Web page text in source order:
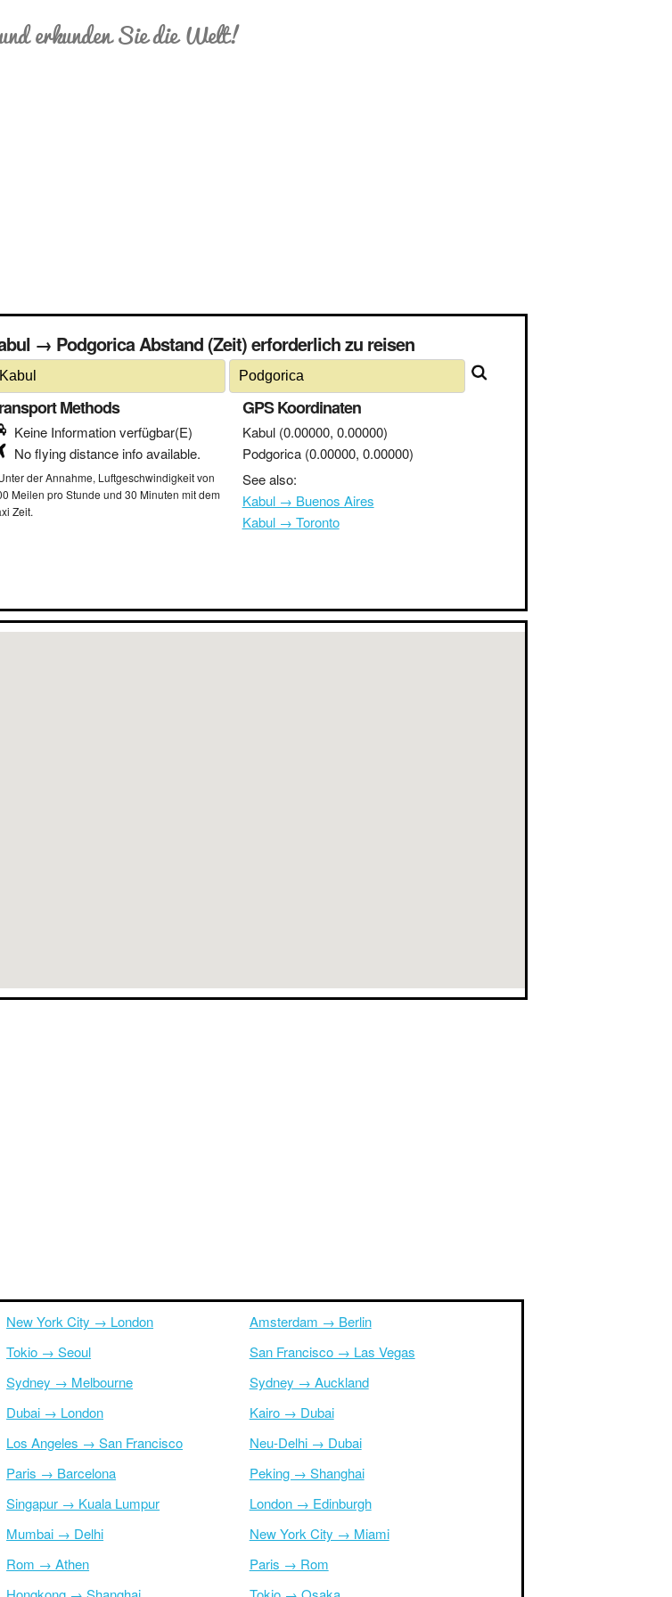
erkunden Sie die Welt!
→ Podgorica Abstand (Zeit) erforderlich zu reisen
Methods
Keine Information verfügbar(E)
No flying distance info available.
der Annahme, Luftgeschwindigkeit von
Meilen pro Stunde und 30 Minuten mit dem
Zeit.
GPS Koordinaten
Kabul (0.00000, 0.00000)
Podgorica (0.00000, 0.00000)
See also:
Kabul → Buenos Aires
Kabul → Toronto
New York City → London
Tokio → Seoul
Sydney → Melbourne
Dubai → London
Los Angeles → San Francisco
Paris → Barcelona
Singapur → Kuala Lumpur
Mumbai → Delhi
Rom → Athen
Amsterdam → Berlin
San Francisco → Las Vegas
Sydney → Auckland
Kairo → Dubai
Neu-Delhi → Dubai
Peking → Shanghai
London → Edinburgh
New York City → Miami
Paris → Rom